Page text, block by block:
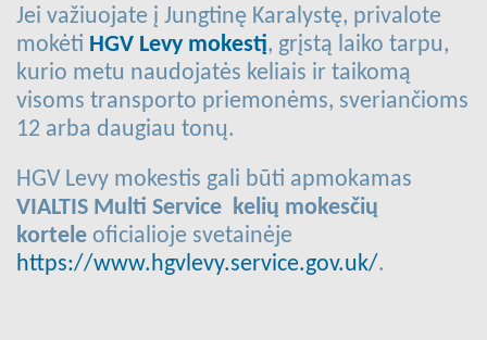
Jei važiuojate į Jungtinę Karalystę, privalote
mokėti HGV Levy mokestį, grįstą laiko tarpu,
kurio metu naudojatės keliais ir taikomą
visoms transporto priemonėms, sveriančioms
12 arba daugiau tonų.
HGV Levy mokestis gali būti apmokamas
VIALTIS Multi Service kelių mokesčių
kortele oficialioje svetainėje
https://www.hgvlevy.service.gov.uk/.